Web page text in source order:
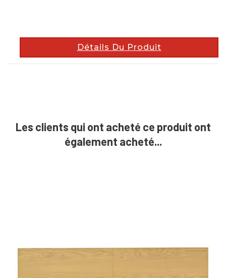
Détails Du Produit
Les clients qui ont acheté ce produit ont
également acheté...